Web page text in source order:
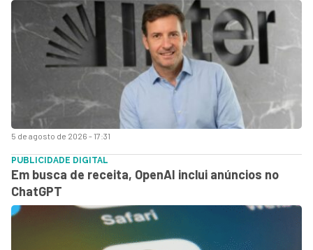
5 de agosto de 2026 - 17:31
PUBLICIDADE DIGITAL
Em busca de receita, OpenAI inclui anúncios no
ChatGPT